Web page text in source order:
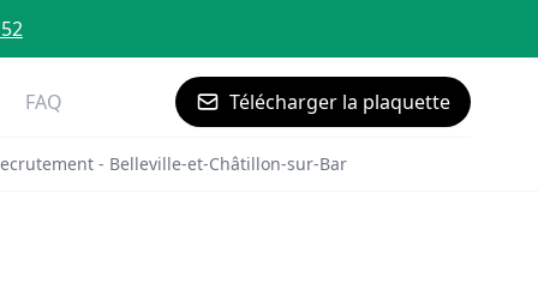
FAQ Télécharger la plaquette
- Belleville-et-Châtillon-sur-Bar